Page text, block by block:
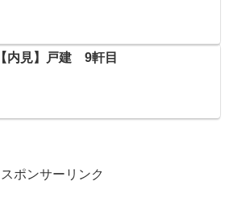
【内見】戸建 9軒目
スポンサーリンク